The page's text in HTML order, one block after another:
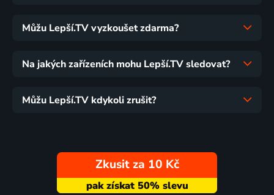
Můžu Lepší.TV vyzkoušet zdarma?
Na jakých zařízeních mohu Lepší.TV sledovat?
Můžu Lepší.TV kdykoli zrušit?
Zkusit za 10 Kč